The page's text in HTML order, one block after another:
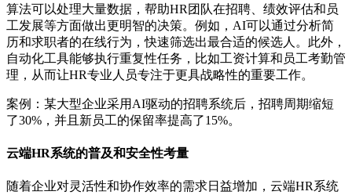
算法可以处理大量数据，帮助HR团队在招聘、绩效评估和员
工发展等方面做出更明智的决策。例如，AI可以通过分析简
历和求职者的在线行为，快速筛选出最合适的候选人。此外，
自动化工具能够执行重复性任务，比如工资计算和员工考勤管
理，从而让HR专业人员专注于更具战略性的重要工作。
案例：某大型企业采用AI驱动的招聘系统后，招聘周期缩短
了30%，并且新员工的保留率提高了15%。
云端HR系统的普及和安全性考量
随着企业对灵活性和协作效率的需求日益增加，云端HR系统